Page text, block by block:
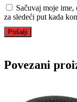
Sačuvaj moje ime,
za sledeći put kada
Povezani